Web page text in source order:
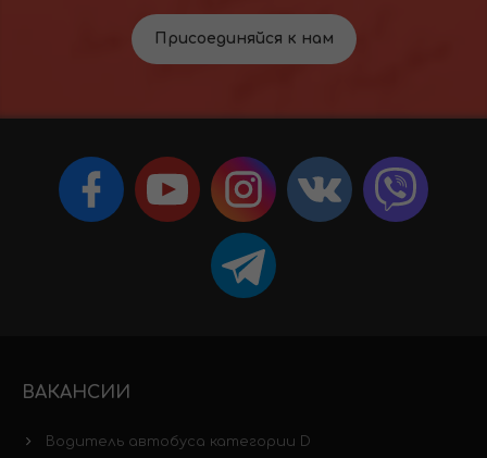
Присоединяйся к нам
ВАКАНСИИ
Водитель автобуса категории D